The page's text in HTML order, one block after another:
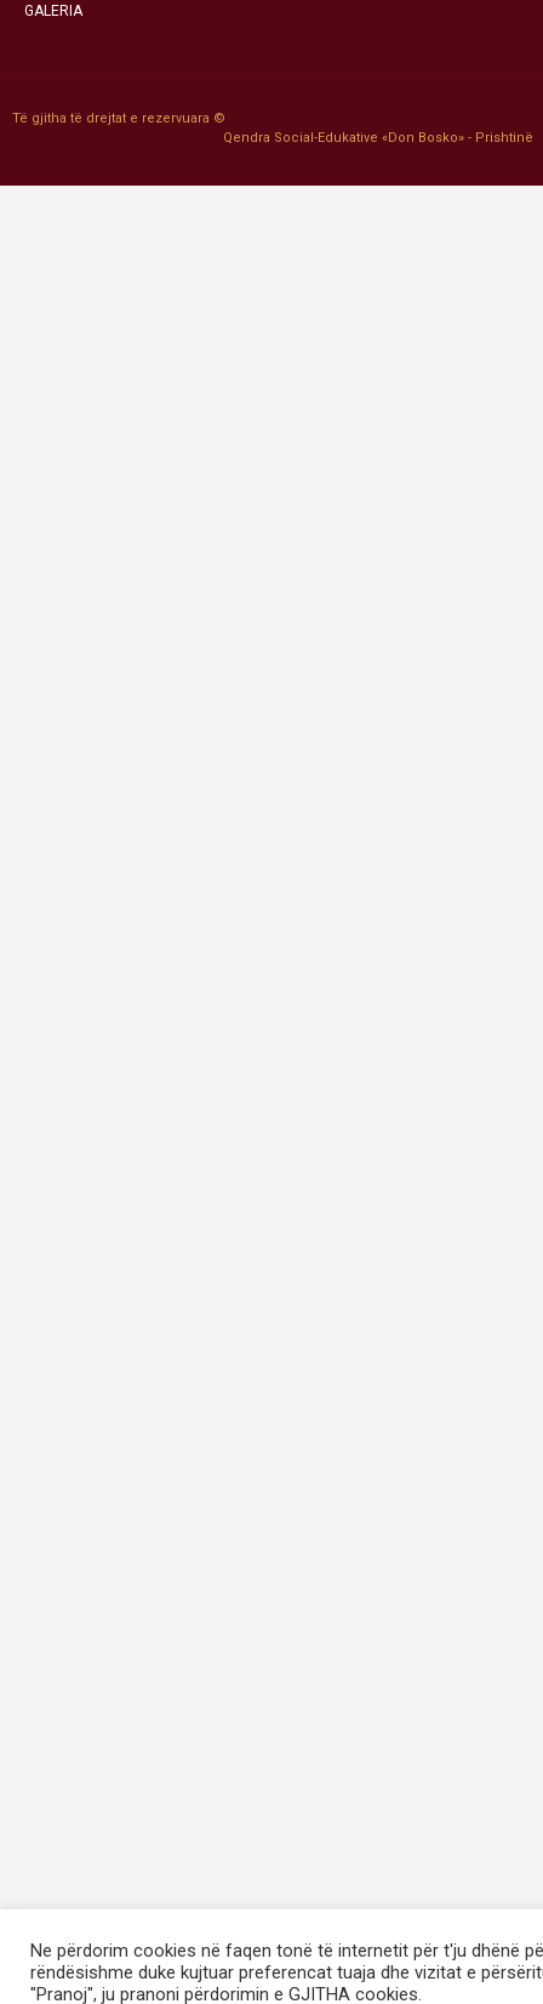
GALERIA
Të gjitha të drejtat e rezervuara ©
Qendra Social-Edukative «Don Bosko» - Prishtinë
Ne përdorim cookies në faqen tonë të internetit për t'ju dhënë
rëndësishme duke kujtuar preferencat tuaja dhe vizitat e
"Pranoj", ju pranoni përdorimin e GJITHA cookies.